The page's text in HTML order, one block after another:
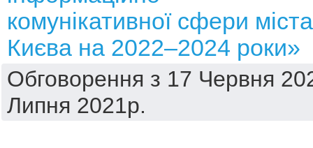
комунікативної сфери міста
Києва на 2022–2024 роки»
Обговорення з 17 Червня
Липня 2021р.